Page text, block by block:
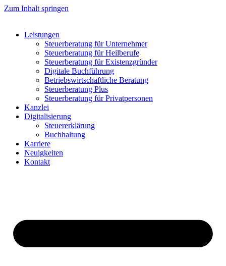
Zum Inhalt springen
Leistungen
Steuerberatung für Unternehmer
Steuerberatung für Heilberufe
Steuerberatung für Existenzgründer
Digitale Buchführung
Betriebswirtschaftliche Beratung
Steuerberatung Plus
Steuerberatung für Privatpersonen
Kanzlei
Digitalisierung
Steuererklärung
Buchhaltung
Karriere
Neuigkeiten
Kontakt